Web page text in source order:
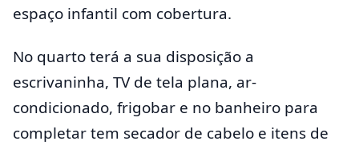
espaço infantil com cobertura.
No quarto terá a sua disposição a
escrivaninha, TV de tela plana, ar-
condicionado, frigobar e no banheiro para
completar tem secador de cabelo e itens de